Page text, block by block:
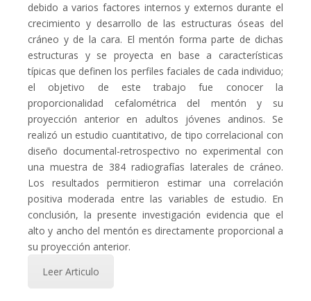
debido a varios factores internos y externos durante el
crecimiento y desarrollo de las estructuras óseas del
cráneo y de la cara. El mentón forma parte de dichas
estructuras y se proyecta en base a características
típicas que definen los perfiles faciales de cada individuo;
el objetivo de este trabajo fue conocer la
proporcionalidad cefalométrica del mentón y su
proyección anterior en adultos jóvenes andinos. Se
realizó un estudio cuantitativo, de tipo correlacional con
diseño documental-retrospectivo no experimental con
una muestra de 384 radiografías laterales de cráneo.
Los resultados permitieron estimar una correlación
positiva moderada entre las variables de estudio. En
conclusión, la presente investigación evidencia que el
alto y ancho del mentón es directamente proporcional a
su proyección anterior.
Leer Articulo